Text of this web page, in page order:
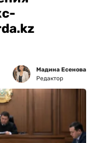
Мадина Есенова
Редактор